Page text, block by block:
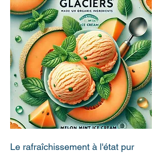
Le rafraîchissement à l'état pur